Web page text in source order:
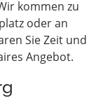
kommen zu
oder an
Sie Zeit und
Angebot.